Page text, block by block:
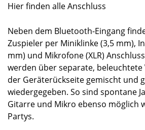
Hier finden alle Anschluss
Neben dem Bluetooth-Eingang
Zuspieler per Miniklinke (3,5 mm),
mm) und Mikrofone (XLR)
werden über separate,
der Geräterückseite gemischt und
wiedergegeben. So sind spontane
Gitarre und Mikro ebenso möglich
Partys.